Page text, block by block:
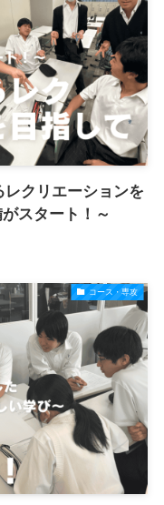
レクリエーションを
スタート！～
コース・専攻